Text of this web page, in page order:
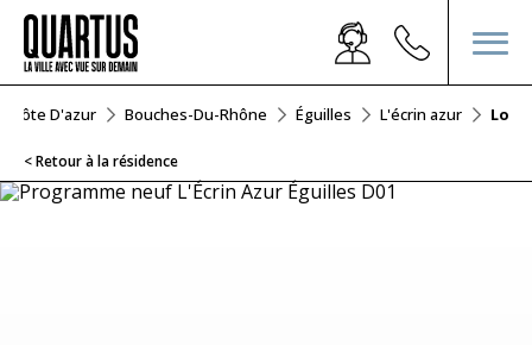
Côte D'azur Bouches-Du-Rhône Éguilles L'écrin azur Lot
< Retour à la résidence